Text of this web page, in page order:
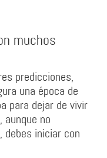
muchos
predicciones,
una época de
para dejar de vivir
aunque no
debes iniciar con